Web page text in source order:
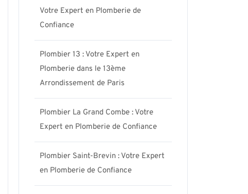
Votre Expert en Plomberie de
Confiance
Plombier 13 : Votre Expert en
Plomberie dans le 13ème
Arrondissement de Paris
Plombier La Grand Combe : Votre
Expert en Plomberie de Confiance
Plombier Saint-Brevin : Votre Expert
en Plomberie de Confiance